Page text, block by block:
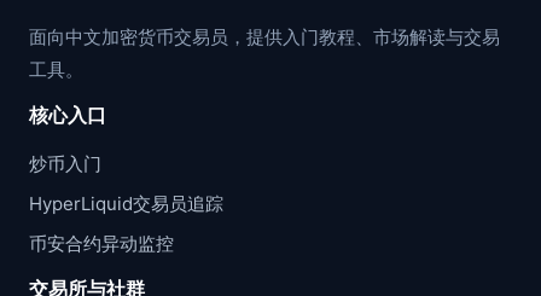
面向中文加密货币交易员，提供入门教程、市场解读与交易
工具。
核心入口
炒币入门
HyperLiquid交易员追踪
币安合约异动监控
交易所与社群